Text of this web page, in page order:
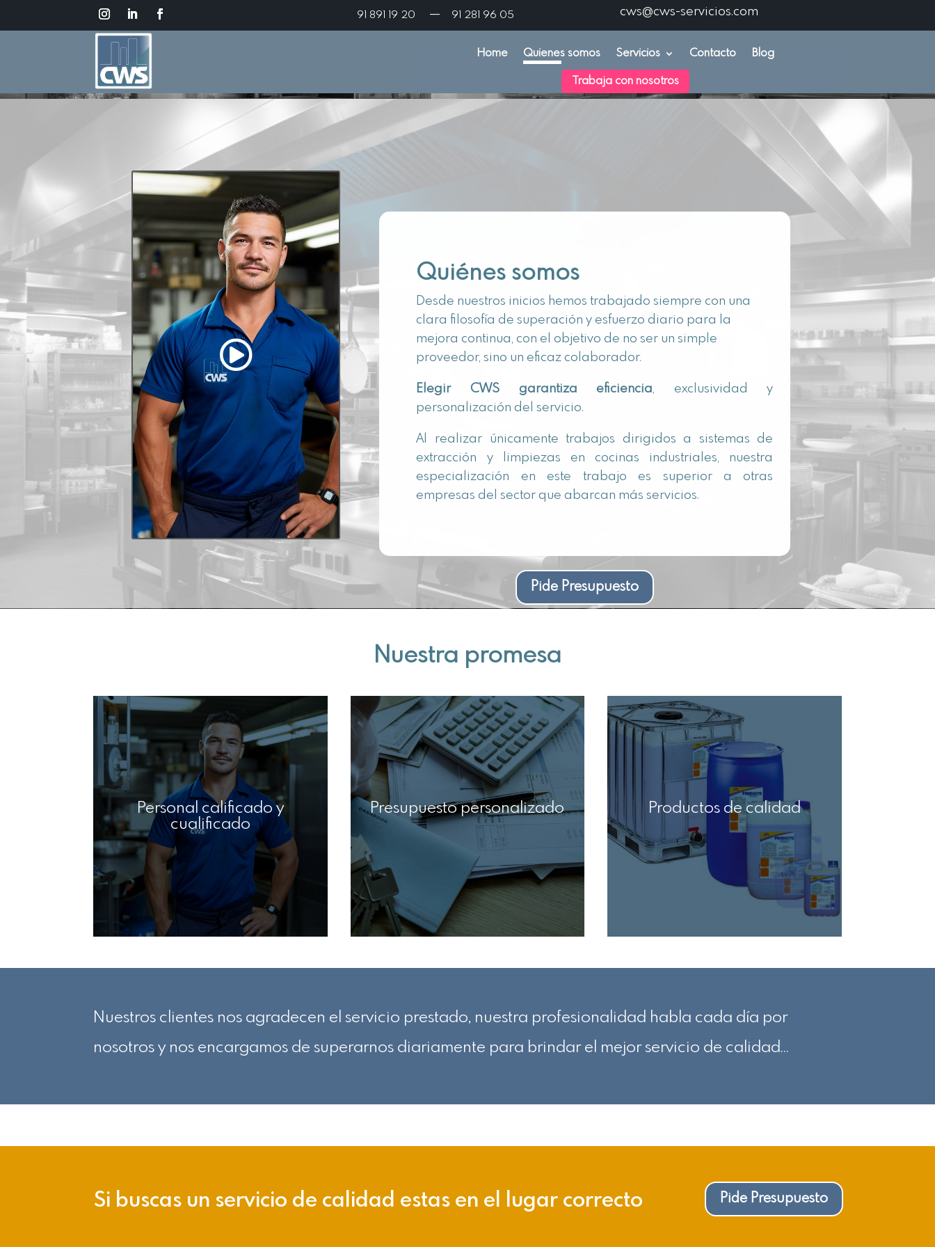
91 891 19 20 — 91 281 96 05 cws@cws-servicios.com
Home Quienes somos Servicios Contacto Blog
Trabaja con nosotros
Quiénes somos
Desde nuestros inicios hemos trabajado siempre con una
clara filosofía de superación y esfuerzo diario para la
mejora continua, con el objetivo de no ser un simple
proveedor, sino un eficaz colaborador.
Elegir CWS garantiza eficiencia, exclusividad y
personalización del servicio.
Al realizar únicamente trabajos dirigidos a sistemas de
extracción y limpiezas en cocinas industriales, nuestra
especialización en este trabajo es superior a otras
empresas del sector que abarcan más servicios.
Pide Presupuesto
Nuestra promesa
Personal calificado y
cualificado
Presupuesto personalizado Productos de calidad
Nuestros clientes nos agradecen el servicio prestado, nuestra profesionalidad habla cada día por
nosotros y nos encargamos de superarnos diariamente para brindar el mejor servicio de calidad…
Si buscas un servicio de calidad estas en el lugar correcto Pide Presupuesto